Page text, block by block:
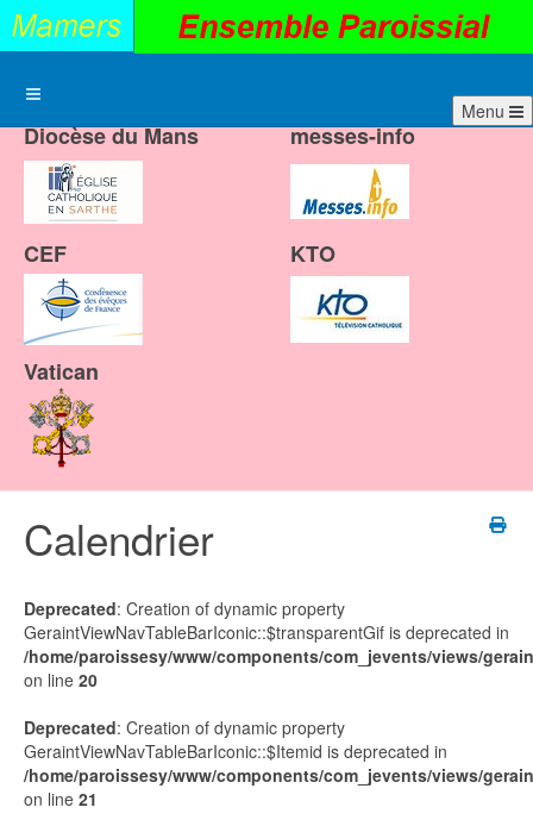
Menu
Diocèse du Mans messes-info
CEF KTO
Vatican
Calendrier
Deprecated: Creation of dynamic property
GeraintViewNavTableBarIconic::$transparentGif is deprecated in
/home/paroissesy/www/components/com_jevents/views/
on line 20
Deprecated: Creation of dynamic property
GeraintViewNavTableBarIconic::$Itemid is deprecated in
/home/paroissesy/www/components/com_jevents/views/
on line 21